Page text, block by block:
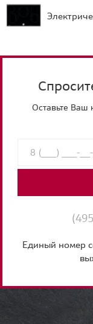
Оставьте Ваш
Единый номер